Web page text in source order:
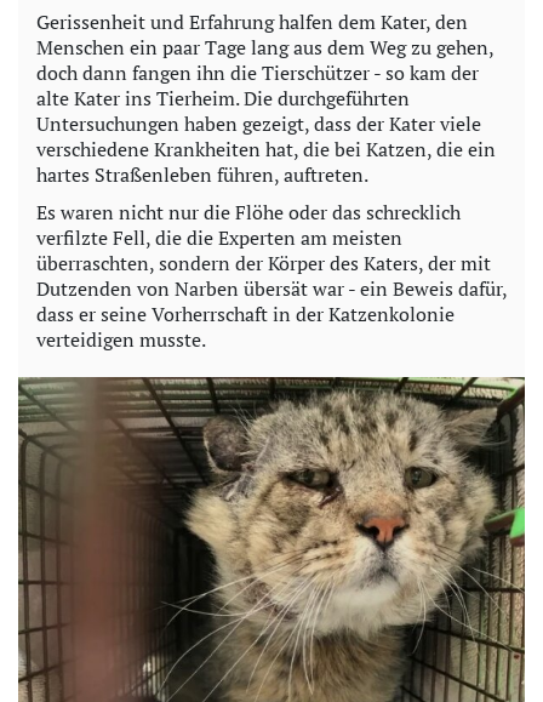
Gerissenheit und Erfahrung halfen dem Kater, den
Menschen ein paar Tage lang aus dem Weg zu gehen,
doch dann fangen ihn die Tierschützer - so kam der
alte Kater ins Tierheim. Die durchgeführten
Untersuchungen haben gezeigt, dass der Kater viele
verschiedene Krankheiten hat, die bei Katzen, die ein
hartes Straßenleben führen, auftreten.
Es waren nicht nur die Flöhe oder das schrecklich
verfilzte Fell, die die Experten am meisten
überraschten, sondern der Körper des Katers, der mit
Dutzenden von Narben übersät war - ein Beweis dafür,
dass er seine Vorherrschaft in der Katzenkolonie
verteidigen musste.